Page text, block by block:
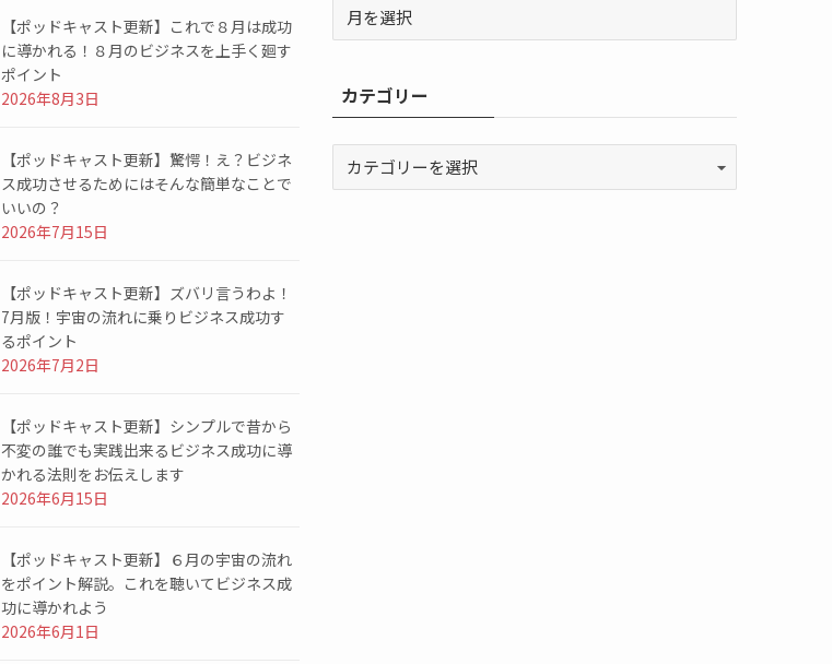
【ポッドキャスト更新】これで８月は成功
に導かれる！８月のビジネスを上手く廻す
ポイント
2026年8月3日
【ポッドキャスト更新】驚愕！え？ビジネ
ス成功させるためにはそんな簡単なことで
いいの？
2026年7月15日
【ポッドキャスト更新】ズバリ言うわよ！
7月版！宇宙の流れに乗りビジネス成功す
るポイント
2026年7月2日
【ポッドキャスト更新】シンプルで昔から
不変の誰でも実践出来るビジネス成功に導
かれる法則をお伝えします
2026年6月15日
【ポッドキャスト更新】６月の宇宙の流れ
をポイント解説。これを聴いてビジネス成
功に導かれよう
2026年6月1日
カテゴリー